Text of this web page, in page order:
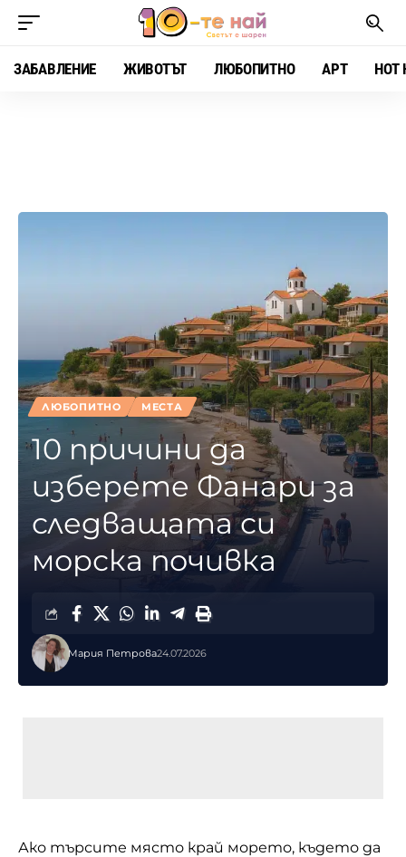
ЗАБАВЛЕНИЕ ЖИВОТЪТ ЛЮБОПИТНО АРТ HOT
ЛЮБОПИТНО МЕСТА
10 причини да
изберете Фанари за
следващата си
морска почивка
Мария Петрова24.07.2026
Ако търсите място край морето, където да